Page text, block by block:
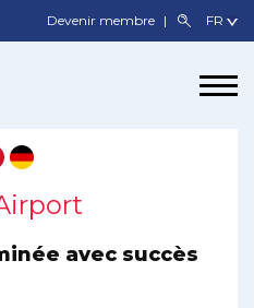
Devenir membre
avec succès